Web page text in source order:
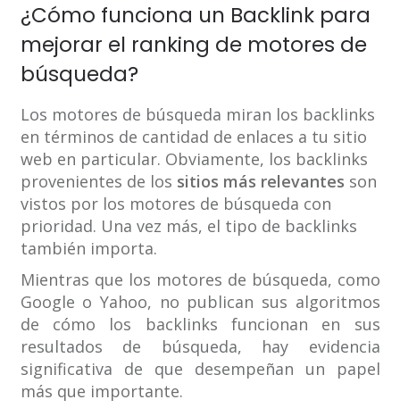
¿Cómo funciona un Backlink para
mejorar el ranking de motores de
búsqueda?
Los motores de búsqueda miran los backlinks
en términos de cantidad de enlaces a tu sitio
web en particular. Obviamente, los backlinks
provenientes de los sitios más relevantes son
vistos por los motores de búsqueda con
prioridad. Una vez más, el tipo de backlinks
también importa.
Mientras que los motores de búsqueda, como
Google o Yahoo, no publican sus algoritmos
de cómo los backlinks funcionan en sus
resultados de búsqueda, hay evidencia
significativa de que desempeñan un papel
más que importante.